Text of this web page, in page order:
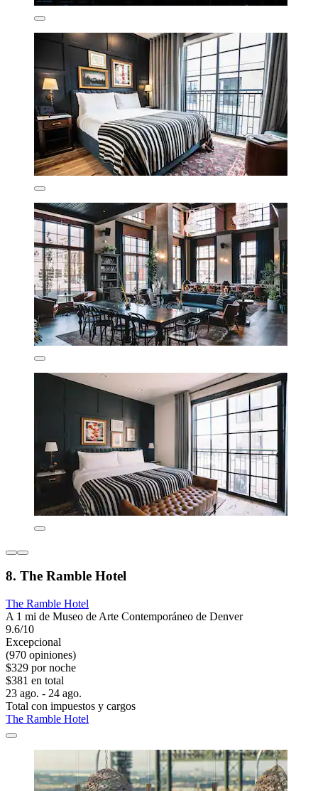
8. The Ramble Hotel
The Ramble Hotel
A 1 mi de Museo de Arte Contemporáneo de Denver
9.6/10
Excepcional
(970 opiniones)
$329 por noche
$381 en total
23 ago. - 24 ago.
Total con impuestos y cargos
The Ramble Hotel